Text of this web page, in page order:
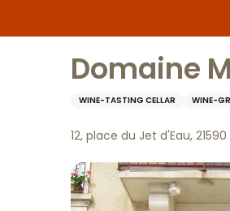
Domaine
WINE-TASTING CELLAR WINE-
12, place du Jet d'Eau,